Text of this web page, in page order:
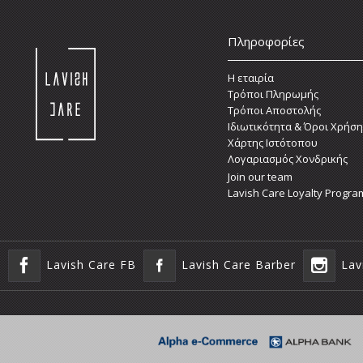
Πληροφορίες
Η εταιρία
Τρόποι Πληρωμής
Τρόποι Αποστολής
Ιδιωτικότητα & Όροι
Χάρτης Ιστότοπου
Λογαριασμός Χονδρικής
Join our team
Lavish Care Loyalty
Lavish Care FB Lavish Care Barber